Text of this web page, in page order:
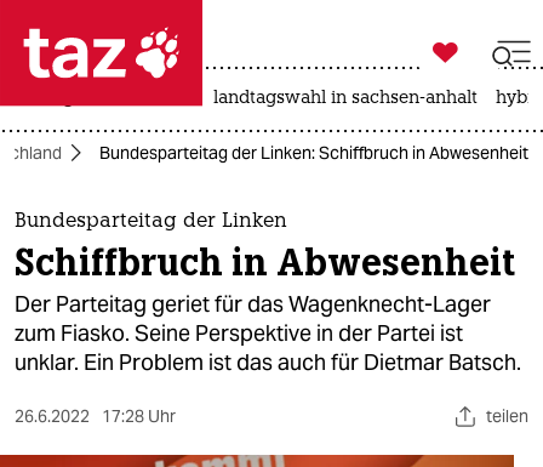
 taz zahl ich
taz zahl ich
themen
politik
öko

taz zahl ich
landtagswahl in sachsen-anhalt
Bundesparteitag der Linken: Schiffbruch in Abwesenheit
Bundesparteitag der Linken
Schiffbruch in Abwesenheit
Der Parteitag geriet für das Wagenknecht-Lager
zum Fiasko. Seine Perspektive in der Partei ist
unklar. Ein Problem ist das auch für Dietmar Batsch.
26.6.2022 17:28 Uhr teilen